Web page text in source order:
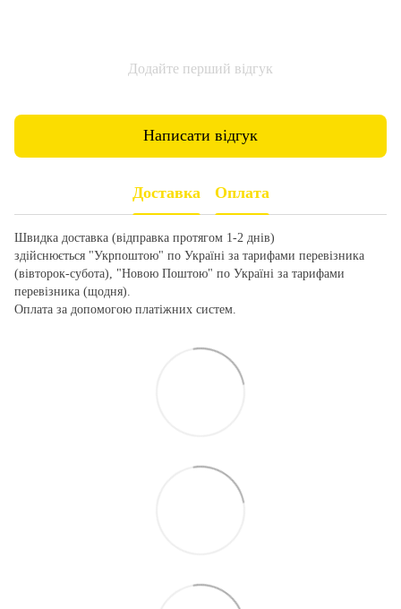
Додайте перший відгук
Написати відгук
Доставка Оплата
Швидка доставка (відправка протягом 1-2 днів)
здійснюється "Укрпоштою" по Україні за тарифами перевізника
(вівторок-субота), "Новою Поштою" по Україні за тарифами
перевізника (щодня).
Оплата за допомогою платіжних систем.